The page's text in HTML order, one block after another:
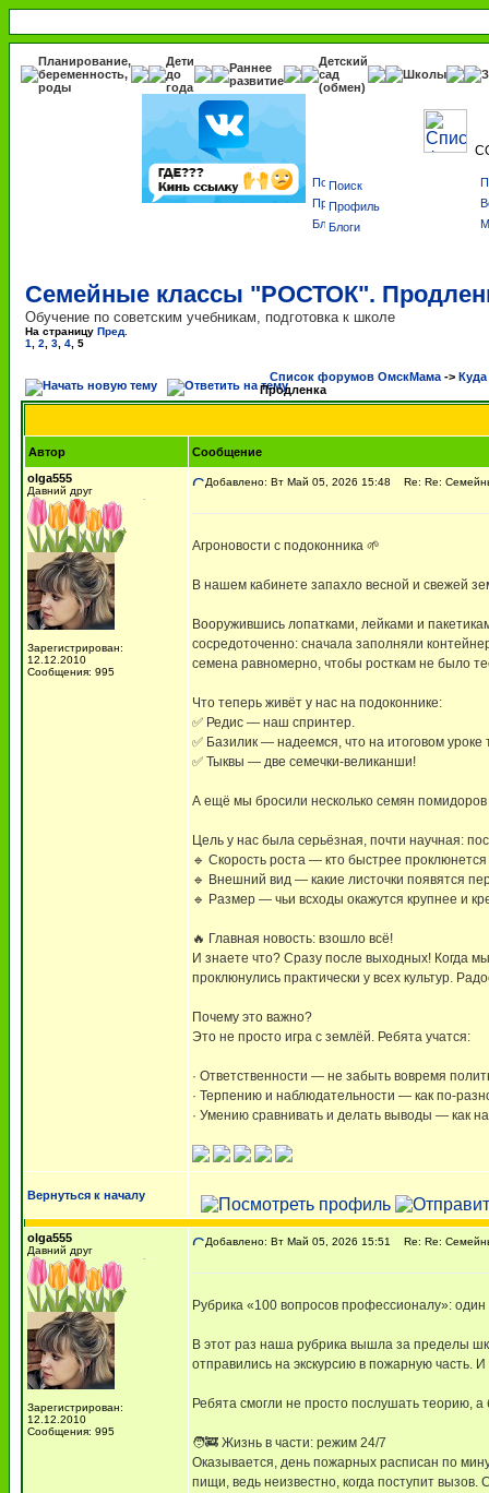
Планирование,
беременность,
роды
Дети
до
года
Раннее
развитие
Детский
сад
(обмен)
Школы
Поиск
Профиль
Блоги
Семейные классы "РОСТОК".
Обучение по советским учебникам, подготовка к школе
На страницу Пред.
1
2 3 4 5
Список форумов ОмскМама -> Куда
Продленка
Автор
Сообщение
olga555
Давний друг
Зарегистрирован:
12.12.2010
Сообщения: 995
Добавлено: Вт Май 05, 2026 15:48 Re: Re:
Агроновости с подоконника 🌱
В нашем кабинете запахло весной и свежей
Вооружившись лопатками, лейками и
сосредоточенно: сначала заполняли
семена равномерно, чтобы росткам не было
Что теперь живёт у нас на подоконнике:
✅ Редис — наш спринтер.
✅ Базилик — надеемся, что на итоговом
✅ Тыквы — две семечки-великанши!
А ещё мы бросили несколько семян помидоров
Цель у нас была серьёзная, почти научная:
🔹 Скорость роста — кто быстрее
🔹 Внешний вид — какие листочки появятся
🔹 Размер — чьи всходы окажутся крупнее и
🔥 Главная новость: взошло всё!
И знаете что? Сразу после выходных! Когда
проклюнулись практически у всех культур.
Почему это важно?
Это не просто игра с землёй. Ребята учатся:
· Ответственности — не забыть вовремя
· Терпению и наблюдательности — как по-
· Умению сравнивать и делать выводы — как
Вернуться к началу
olga555
Давний друг
Зарегистрирован:
12.12.2010
Сообщения: 995
Добавлено: Вт Май 05, 2026 15:51 Re: Re:
Рубрика «100 вопросов профессионалу»:
В этот раз наша рубрика вышла за пределы
отправились на экскурсию в пожарную часть.
Ребята смогли не просто послушать теорию,
🧑‍🚒 Жизнь в части: режим 24/7
Оказывается, день пожарных расписан по
пищи, ведь неизвестно, когда поступит